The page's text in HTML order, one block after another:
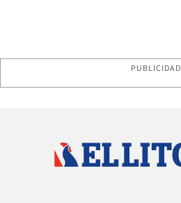
PUBLICIDAD